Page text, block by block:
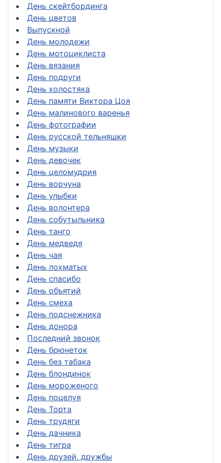
День скейтбординга
День цветов
Выпускной
День молодежи
День мотоциклиста
День вязания
День подруги
День холостяка
День памяти Виктора Цоя
День малинового варенья
День фотографии
День русской тельняшки
День музыки
День девочек
День целомудрия
День ворчуна
День улыбки
День волонтера
День собутыльника
День танго
День медведя
День чая
День лохматых
День спасибо
День объятий
День смеха
День подснежника
День донора
Последний звонок
День брюнеток
День без табака
День блондинок
День мороженого
День поцелуя
День Торта
День трудяги
День дачника
День тигра
День друзей, дружбы